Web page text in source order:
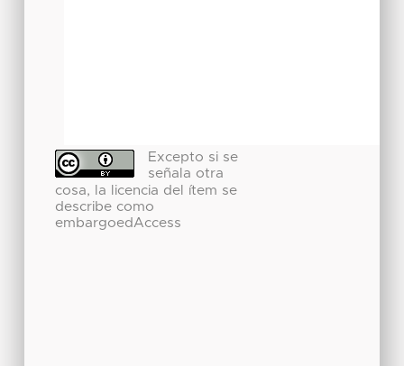
Excepto si se
señala otra
cosa, la licencia del ítem se
describe como
embargoedAccess